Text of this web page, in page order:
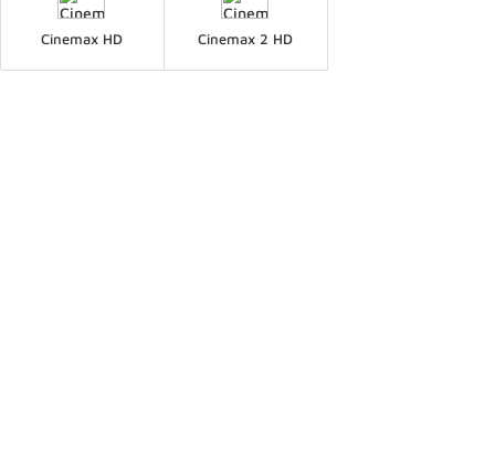
Cinemax HD Cinemax 2 HD